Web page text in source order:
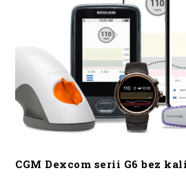
CGM Dexcom serii G6 bez